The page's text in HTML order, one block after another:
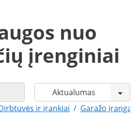
nuo
įrenginiai
ir įrankiai / Garažo įranga